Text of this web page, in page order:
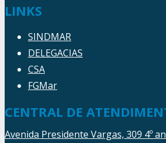
LINKS
SINDMAR
DELEGACIAS
CSA
FGMar
CENTRAL DE
Avenida Presidente Vargas, 309 4º